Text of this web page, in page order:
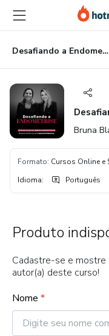
para
conteúdo
principal
para
pagamento
para
rodapé
Desafiando a Endometriose
Bruna
Formato: Cursos Online e
Idioma: Português
Produto
Cadastre-se e mostre
autor(a) deste curso!
Nome *